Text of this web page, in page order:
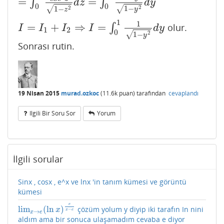
0
1−z2
√
dz
0
1−y2
√
dy
I = I1 + I2 ⇒ I = ∫ 1
0
1
1 −y2
√
dy
I= I1+ I2⇒I= ∫01 11−y2dy
olur.
Sonrası rutin.
19 Nisan 2015 murad.ozkoc(11.6k puan) tarafından cevaplandı
Ilgili Bir Soru Sor Yorum
İlgili sorular
Sinx , cosx , e^x ve lnx 'in tanım kümesi ve görüntü
kümesi
limx→e (ln x)
e
x−e
limx→e(lnx)ex −e çözüm yolum y diyip iki tarafın In nini
aldım ama bir sonuca ulaşamadım cevaba e diyor